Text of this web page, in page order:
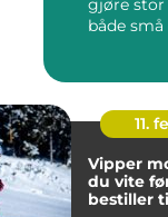
både
11.
Vipper moss
du vite
bestiller